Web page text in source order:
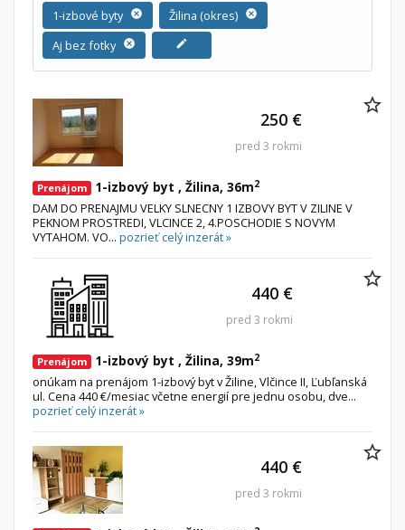
1-izbové byty cancel Žilina (okres) cancel
Aj bez fotky cancel edit
Prenájom 1-izbový byt , Žilina, 36m2
DAM DO PRENAJMU VELKY SLNECNY 1 IZBOVY BYT V ZILINE V
PEKNOM PROSTREDI, VLCINCE 2, 4.POSCHODIE S NOVYM
VYTAHOM. VO... pozrieť celý inzerát »
250 €
pred 3 rokmi
Prenájom 1-izbový byt , Žilina, 39m2
onúkam na prenájom 1-izbový byt v Žiline, Vlčince II, Ľubľanská
ul. Cena 440 €/mesiac včetne energií pre jednu osobu, dve...
pozrieť celý inzerát »
440 €
pred 3 rokmi
440 €
pred 3 rokmi